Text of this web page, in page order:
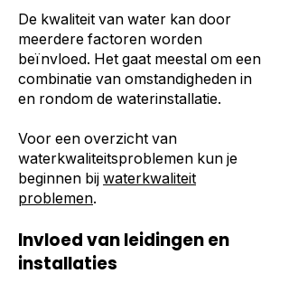
De kwaliteit van water kan door
meerdere factoren worden
beïnvloed. Het gaat meestal om een
combinatie van omstandigheden in
en rondom de waterinstallatie.
Voor een overzicht van
waterkwaliteitsproblemen kun je
beginnen bij waterkwaliteit
problemen.
Invloed van leidingen en
installaties